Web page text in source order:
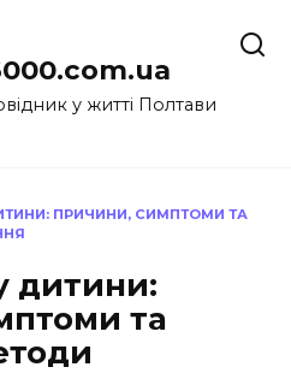
у житті Полтави
ПРИЧИНИ, СИМПТОМИ ТА
дитини:
та